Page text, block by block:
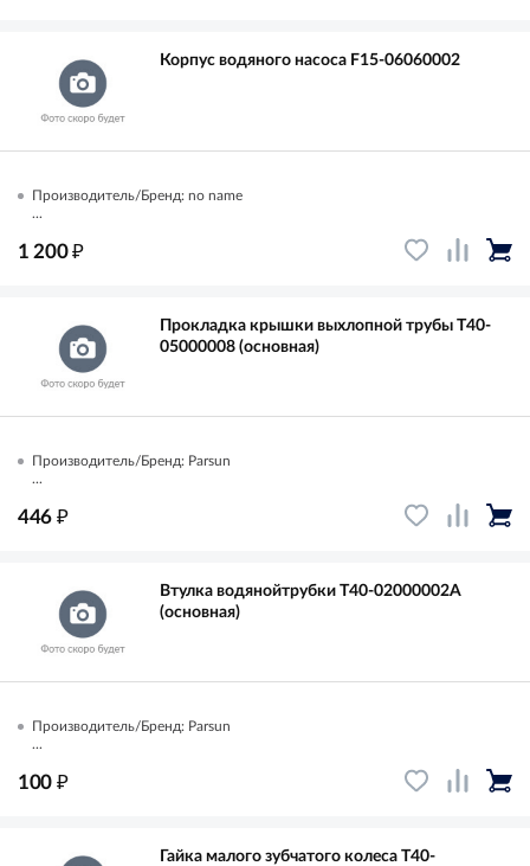
Корпус водяного насоса F15-06060002
Производитель/Бренд: no name
...
1 200₽
Прокладка крышки выхлопной трубы T40-
05000008 (основная)
Производитель/Бренд: Parsun
...
446 ₽
Втулка водянойтрубки T40-02000002A
(основная)
Производитель/Бренд: Parsun
...
100 ₽
Гайка малого зубчатого колеса T40-